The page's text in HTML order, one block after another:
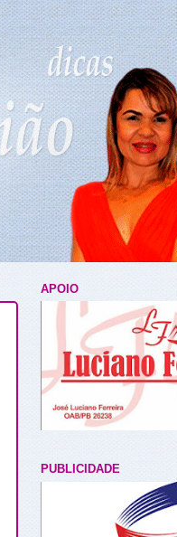
APOIO
PUBLICIDADE